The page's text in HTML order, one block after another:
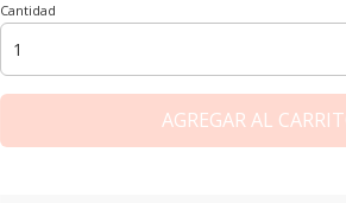
Cantidad
AGREGAR AL